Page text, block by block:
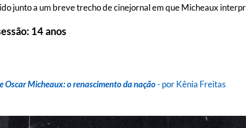
junto a um breve trecho de cinejornal em que Micheaux
14 anos
Micheaux: o renascimento da nação- por Kênia Freitas